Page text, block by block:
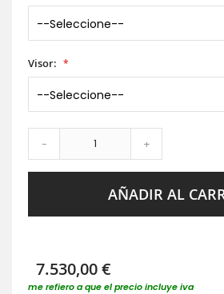
Visor:
- +
AÑADIR AL
7.530,00 €
me refiero a que el precio incluye iva